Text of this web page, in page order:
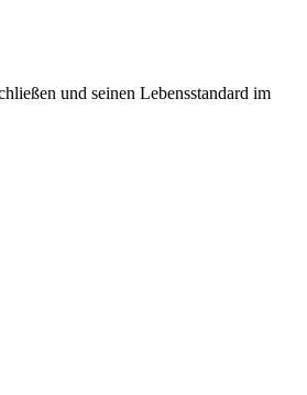
und seinen Lebensstandard im